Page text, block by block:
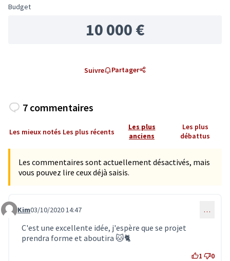
Budget
10 000 €
Suivre Partager
7 commentaires
Les mieux notés Les plus récents
Les plus
anciens
Les plus
débattus
Les commentaires sont actuellement désactivés, mais
vous pouvez lire ceux déjà saisis.
Commentaire 2097
Kim03/10/2020 14:47 …
C'est une excellente idée, j'espère que se projet
prendra forme et aboutira 🐱🐈
1 0